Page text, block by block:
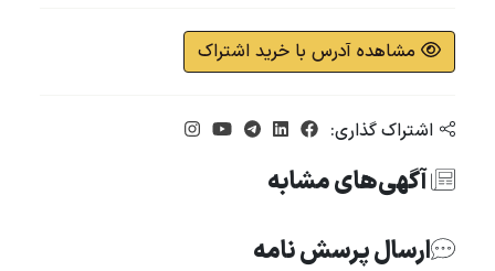
مشاهده آدرس با خرید اشتراک
اشتراک گذاری:
آگهی‌های مشابه
ارسال پرسش نامه